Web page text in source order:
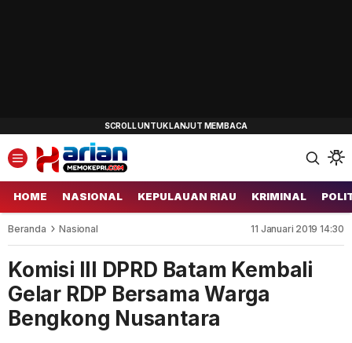
HOME NASIONAL KEPULAUAN RIAU KRIMINAL
Beranda Nasional 11 Januari 2019 14:30
Komisi III DPRD Batam Kembali
Gelar RDP Bersama Warga
Bengkong Nusantara